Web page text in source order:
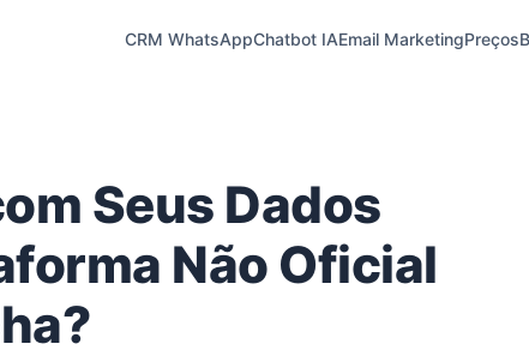
CRM WhatsAppChatbot IAEmail MarketingPreços
Seus Dados
Não Oficial